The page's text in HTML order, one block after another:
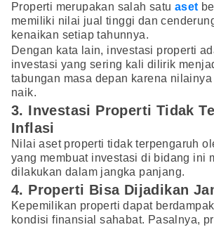
Properti merupakan salah satu aset
memiliki nilai jual tinggi dan
kenaikan setiap tahunnya.
Dengan kata lain, investasi properti
investasi yang sering kali dilirik
tabungan masa depan karena
naik.
3. Investasi Properti Tidak
Inflasi
Nilai aset properti tidak terpengaruh
yang membuat investasi di bidang ini
dilakukan dalam jangka panjang.
4. Properti Bisa Dijadikan
Kepemilikan properti dapat
kondisi finansial sahabat. Pasalnya,